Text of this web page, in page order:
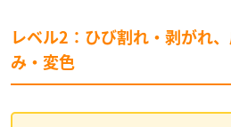
レベル2：ひび割れ・剥がれ
み・変色